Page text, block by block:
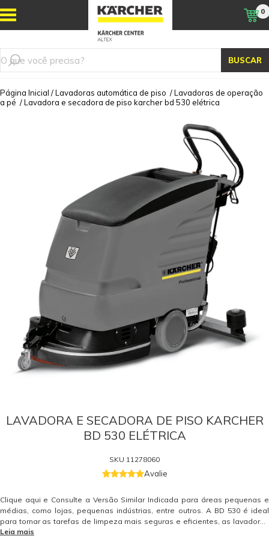
BUSCAR
0
Página Inicial /Lavadoras automática de piso /Lavadoras de operação
a pé /Lavadora e secadora de piso karcher bd 530 elétrica
LAVADORA E SECADORA DE PISO KARCHER
BD 530 ELÉTRICA
SKU 11278060
Avalie
Clique aqui e Consulte a Versão Similar Indicada para áreas pequenas e
médias, como lojas, pequenas indústrias, entre outros. A BD 530 é ideal
para tornar as tarefas de limpeza mais seguras e eficientes, as lavadoras
e secadora de piso Kärcher também asseguram economia de água e
Leia mais